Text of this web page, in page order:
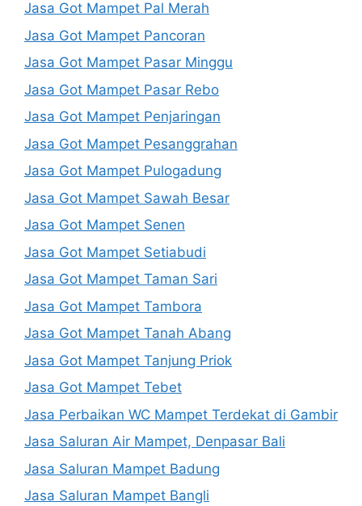
Jasa Got Mampet Pal Merah
Jasa Got Mampet Pancoran
Jasa Got Mampet Pasar Minggu
Jasa Got Mampet Pasar Rebo
Jasa Got Mampet Penjaringan
Jasa Got Mampet Pesanggrahan
Jasa Got Mampet Pulogadung
Jasa Got Mampet Sawah Besar
Jasa Got Mampet Senen
Jasa Got Mampet Setiabudi
Jasa Got Mampet Taman Sari
Jasa Got Mampet Tambora
Jasa Got Mampet Tanah Abang
Jasa Got Mampet Tanjung Priok
Jasa Got Mampet Tebet
Jasa Perbaikan WC Mampet Terdekat di Gambir
Jasa Saluran Air Mampet, Denpasar Bali
Jasa Saluran Mampet Badung
Jasa Saluran Mampet Bangli